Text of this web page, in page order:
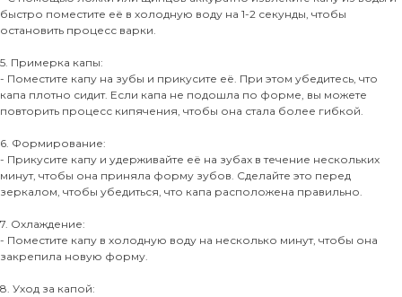
быстро поместите её в холодную воду на 1-2 секунды, чтобы
остановить процесс варки.
5. Примерка капы:
- Поместите капу на зубы и прикусите её. При этом убедитесь, что
капа плотно сидит. Если капа не подошла по форме, вы можете
повторить процесс кипячения, чтобы она стала более гибкой.
6. Формирование:
- Прикусите капу и удерживайте её на зубах в течение нескольких
минут, чтобы она приняла форму зубов. Сделайте это перед
зеркалом, чтобы убедиться, что капа расположена правильно.
7. Охлаждение:
- Поместите капу в холодную воду на несколько минут, чтобы она
закрепила новую форму.
8. Уход за капой: